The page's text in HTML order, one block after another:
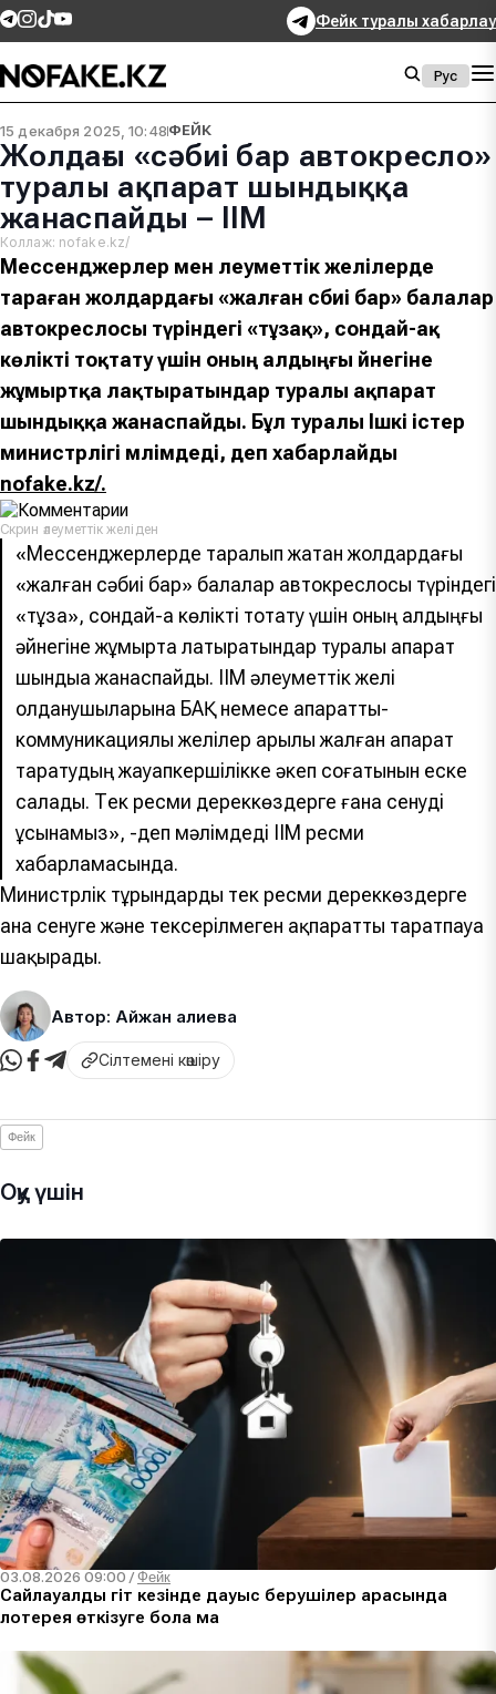
Фейк туралы хабарлау
Рус
15 декабря 2025, 10:48ФЕЙК
Жолдағы «сәбиі бар автокресло»
туралы ақпарат шындыққа
жанаспайды – ІІМ
Коллаж: nofake.kz/
Мессенджерлер мен әлеуметтік желілерде
тараған жолдардағы «жалған сәбиі бар» балалар
автокреслосы түріндегі «тұзақ», сондай-ақ
көлікті тоқтату үшін оның алдыңғы әйнегіне
жұмыртқа лақтыратындар туралы ақпарат
шындыққа жанаспайды. Бұл туралы Ішкі істер
министрлігі мәлімдеді, деп хабарлайды
nofake.kz/.
Скрин әлеуметтік желіден
«Мессенджерлерде таралып жатқан жолдардағы
«жалған сәбиі бар» балалар автокреслосы түріндегі
«тұзақ», сондай-ақ көлікті тоқтату үшін оның алдыңғы
әйнегіне жұмыртқа лақтыратындар туралы ақпарат
шындыққа жанаспайды. ІІМ әлеуметтік желі
қолданушыларына БАҚ немесе ақпараттық-
коммуникациялық желілер арқылы жалған ақпарат
таратудың жауапкершілікке әкеп соғатынын еске
салады. Тек ресми дереккөздерге ғана сенуді
ұсынамыз», -деп мәлімдеді ІІМ ресми
хабарламасында.
Министрлік тұрғындарды тек ресми дереккөздерге
ғана сенуге және тексерілмеген ақпаратты таратпауға
шақырады.
Автор: Айжан Қалиева
Сілтемені көшіру
Фейк
Оқу үшін
03.08.2026 09:00 /Фейк
Сайлауалды үгіт кезінде дауыс берушілер арасында
лотерея өткізуге бола ма